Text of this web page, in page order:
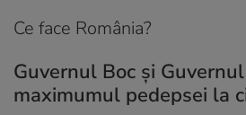
Ce face România?
Guvernul Boc și
maximumul pedepsei la